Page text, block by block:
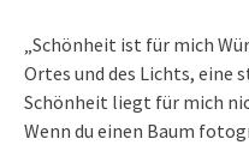
„Schönheit ist für mich
Ortes und des Lichts, eine
Schönheit liegt für mich
Wenn du einen Baum